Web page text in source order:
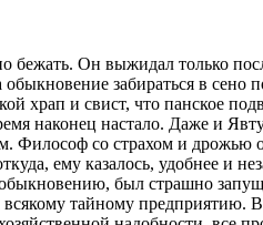
Он выжидал только
обыкновение забираться в сено
храп и свист, что панское
наконец настало. Даже и
Философ со страхом и дрожью
ему казалось, удобнее и
был страшно
всякому тайному предприятию.